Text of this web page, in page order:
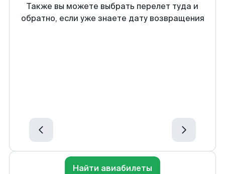
Также вы можете выбрать перелет туда и
обратно, если уже знаете дату возвращения
Найти авиабилеты